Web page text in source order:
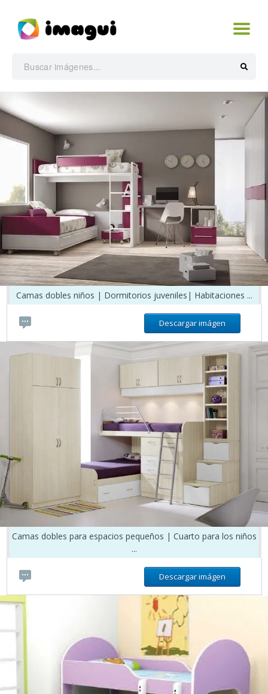
Camas dobles niños | Dormitorios juveniles| Habitaciones ...
Descargar imágen
Camas dobles para espacios pequeños | Cuarto para los niños
...
Descargar imágen